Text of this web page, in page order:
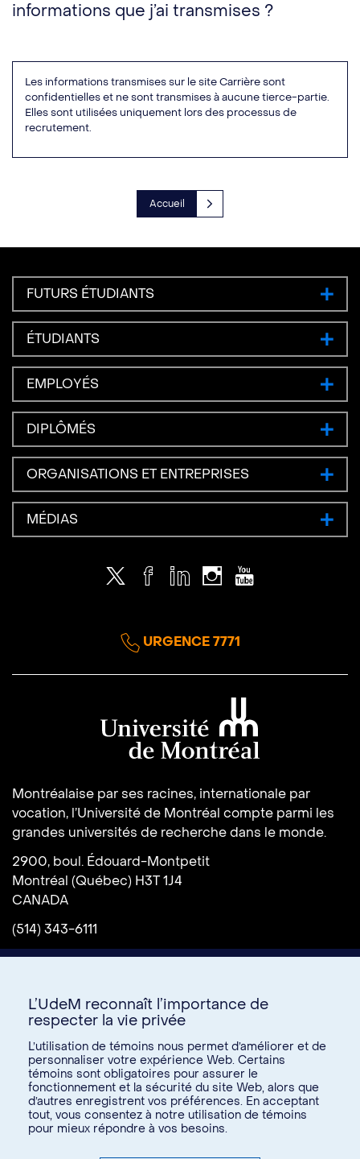
informations que j’ai transmises ?
Les informations transmises sur le site Carrière sont
confidentielles et ne sont transmises à aucune tierce-partie.
Elles sont utilisées uniquement lors des processus de
recrutement.
Accueil
FUTURS ÉTUDIANTS
ÉTUDIANTS
EMPLOYÉS
DIPLÔMÉS
ORGANISATIONS ET ENTREPRISES
MÉDIAS
Twitter Facebook
LinkedInInstagramYoutube
URGENCE 7771
Montréalaise par ses racines, internationale par
vocation, l’Université de Montréal compte parmi les
grandes universités de recherche dans le monde.
2900, boul. Édouard-Montpetit
Montréal (Québec) H3T 1J4
CANADA
(514) 343-6111
Donnez à l’UdeM
U15
L’UdeM reconnaît l’importance de
respecter la vie privée
L’utilisation de témoins nous permet d’améliorer et de
personnaliser votre expérience Web. Certains
témoins sont obligatoires pour assurer le
fonctionnement et la sécurité du site Web, alors que
d’autres enregistrent vos préférences. En acceptant
tout, vous consentez à notre utilisation de témoins
pour mieux répondre à vos besoins.